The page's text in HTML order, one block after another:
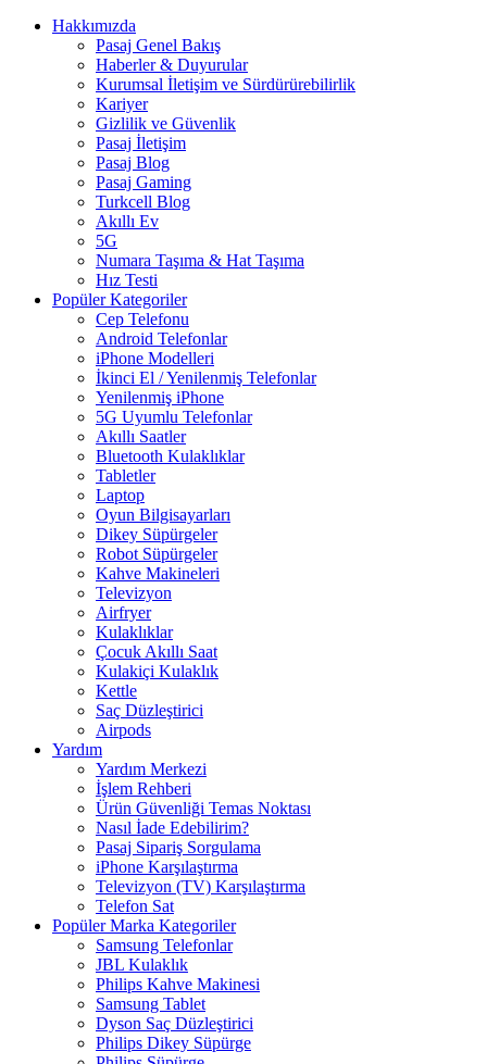
Hakkımızda
Pasaj Genel Bakış
Haberler & Duyurular
Kurumsal İletişim ve Sürdürürebilirlik
Kariyer
Gizlilik ve Güvenlik
Pasaj İletişim
Pasaj Blog
Pasaj Gaming
Turkcell Blog
Akıllı Ev
5G
Numara Taşıma & Hat Taşıma
Hız Testi
Popüler Kategoriler
Cep Telefonu
Android Telefonlar
iPhone Modelleri
İkinci El / Yenilenmiş Telefonlar
Yenilenmiş iPhone
5G Uyumlu Telefonlar
Akıllı Saatler
Bluetooth Kulaklıklar
Tabletler
Laptop
Oyun Bilgisayarları
Dikey Süpürgeler
Robot Süpürgeler
Kahve Makineleri
Televizyon
Airfryer
Kulaklıklar
Çocuk Akıllı Saat
Kulakiçi Kulaklık
Kettle
Saç Düzleştirici
Airpods
Yardım
Yardım Merkezi
İşlem Rehberi
Ürün Güvenliği Temas Noktası
Nasıl İade Edebilirim?
Pasaj Sipariş Sorgulama
iPhone Karşılaştırma
Televizyon (TV) Karşılaştırma
Telefon Sat
Popüler Marka Kategoriler
Samsung Telefonlar
JBL Kulaklık
Philips Kahve Makinesi
Samsung Tablet
Dyson Saç Düzleştirici
Philips Dikey Süpürge